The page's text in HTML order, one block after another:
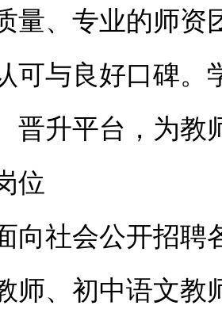
量、专业的师资
可与良好口碑。
晋升平台，为教
位
社会公开招聘
师、初中语文教